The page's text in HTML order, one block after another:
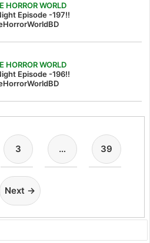
HORROR WORLD
Episode -197!!‪
HORROR WORLD
Episode -196!!
3 … 39
Next →